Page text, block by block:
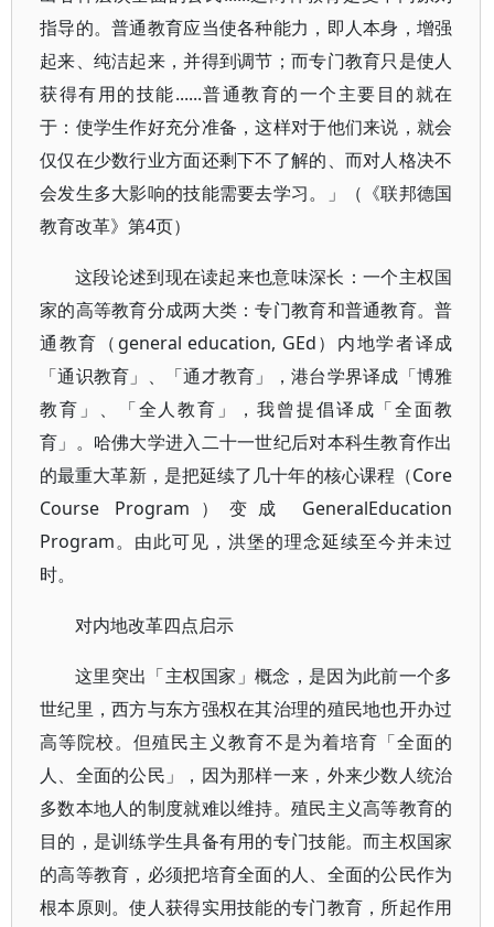
指导的。普通教育应当使各种能力，即人本身，增强
起来、纯洁起来，并得到调节；而专门教育只是使人
获得有用的技能......普通教育的一个主要目的就在
于：使学生作好充分准备，这样对于他们来说，就会
仅仅在少数行业方面还剩下不了解的、而对人格决不
会发生多大影响的技能需要去学习。」（《联邦德国
教育改革》第4页）
这段论述到现在读起来也意味深长：一个主权国
家的高等教育分成两大类：专门教育和普通教育。普
通教育（general education, GEd）内地学者译成
「通识教育」、「通才教育」，港台学界译成「博雅
教育」、「全人教育」，我曾提倡译成「全面教
育」。哈佛大学进入二十一世纪后对本科生教育作出
的最重大革新，是把延续了几十年的核心课程（Core
Course Program）变成 GeneralEducation
Program。由此可见，洪堡的理念延续至今并未过
时。
对内地改革四点启示
这里突出「主权国家」概念，是因为此前一个多
世纪里，西方与东方强权在其治理的殖民地也开办过
高等院校。但殖民主义教育不是为着培育「全面的
人、全面的公民」，因为那样一来，外来少数人统治
多数本地人的制度就难以维持。殖民主义高等教育的
目的，是训练学生具备有用的专门技能。而主权国家
的高等教育，必须把培育全面的人、全面的公民作为
根本原则。使人获得实用技能的专门教育，所起作用